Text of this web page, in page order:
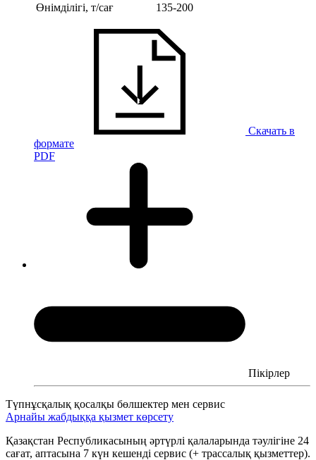
Өнімділігі, т/сағ
135-200
Скачать в
формате
PDF
Пікірлер
Түпнұсқалық қосалқы бөлшектер мен сервис
Арнайы жабдыққа қызмет көрсету
Қазақстан Республикасының әртүрлі қалаларында тәулігіне 24
сағат, аптасына 7 күн кешенді сервис (+ трассалық қызметтер).